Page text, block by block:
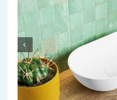
Installatiemateriaal
Klimaatbeheersing
PVC
Tegels